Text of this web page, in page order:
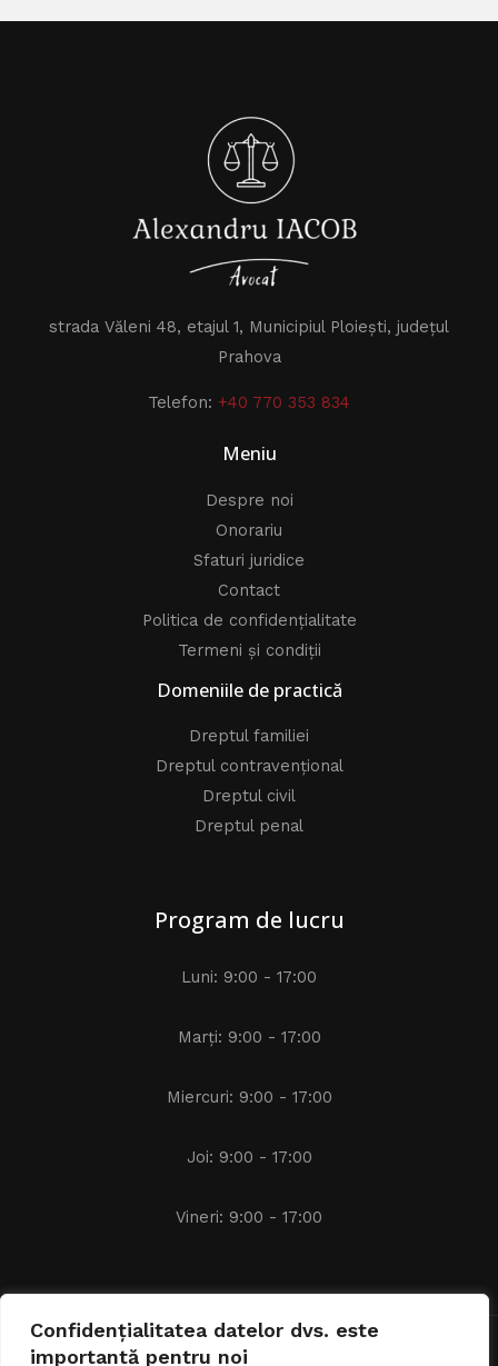
Confidențialitatea datelor dvs. este
importantă pentru noi
strada Văleni 48, etajul 1, Municipiul Ploiești, județul
Prahova
Telefon: +40 770 353 834
Meniu
Despre noi
Onorariu
Sfaturi juridice
Contact
Politica de confidențialitate
Termeni și condiții
Domeniile de practică
Dreptul familiei
Dreptul contravențional
Dreptul civil
Dreptul penal
Program de lucru
Luni: 9:00 - 17:00
Marți: 9:00 - 17:00
Miercuri: 9:00 - 17:00
Joi: 9:00 - 17:00
Vineri: 9:00 - 17:00
Avocat Alexandru IACOB © 2024 - 2026 | Toate drepturile